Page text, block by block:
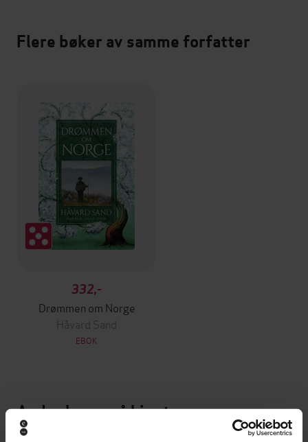
Flere bøker av samme forfatter
332,-
Drømmen om Norge
Håvard Sand
EBOK
Andre har også kjøpt